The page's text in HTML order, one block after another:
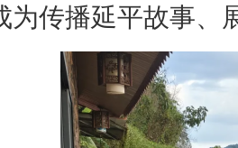
为传播延平故事、